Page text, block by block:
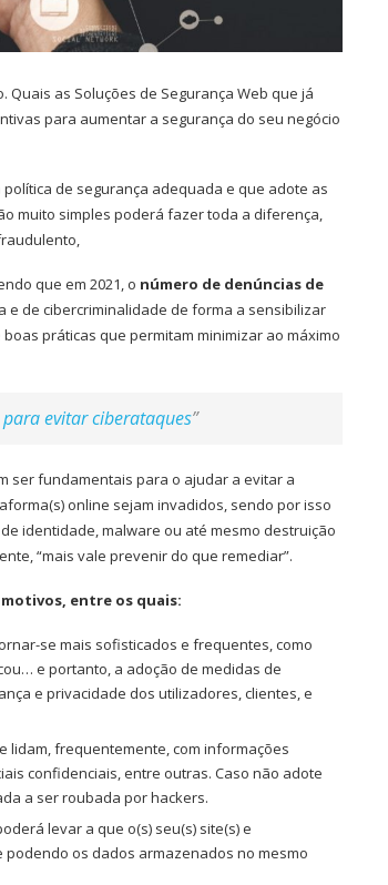
as Soluções de Segurança Web que já
para aumentar a segurança do seu negócio
política de segurança adequada e que adote as
muito simples poderá fazer toda a diferença,
que em 2021, o número de denúncias de
e de cibercriminalidade de forma a sensibilizar
práticas que permitam minimizar ao máximo
evitar ciberataques”
ser fundamentais para o ajudar a evitar a
online sejam invadidos, sendo por isso
identidade, malware ou até mesmo destruição
“mais vale prevenir do que remediar”.
entre os quais:
se mais sofisticados e frequentes, como
e portanto, a adoção de medidas de
e privacidade dos utilizadores, clientes, e
lidam, frequentemente, com informações
confidenciais, entre outras. Caso não adote
a ser roubada por hackers.
levar a que o(s) seu(s) site(s) e
os dados armazenados no mesmo